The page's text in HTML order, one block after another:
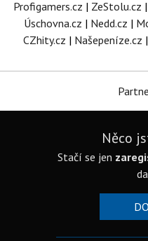
Profigamers.cz | ZeStolu.cz |
Úschovna.cz | Nedd.cz |
CZhity.cz | Našepeníze.cz |
Něco
Stačí se jen